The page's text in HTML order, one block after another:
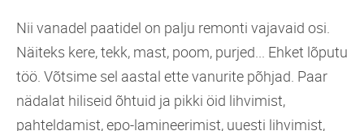
Nii vanadel paatidel on palju remonti vajavaid osi.
Näiteks kere, tekk, mast, poom, purjed... Ehket lõputu
töö. Võtsime sel aastal ette vanurite põhjad. Paar
nädalat hiliseid õhtuid ja pikki öid lihvimist,
pahteldamist, epo-lamineerimist, uuesti lihvimist,